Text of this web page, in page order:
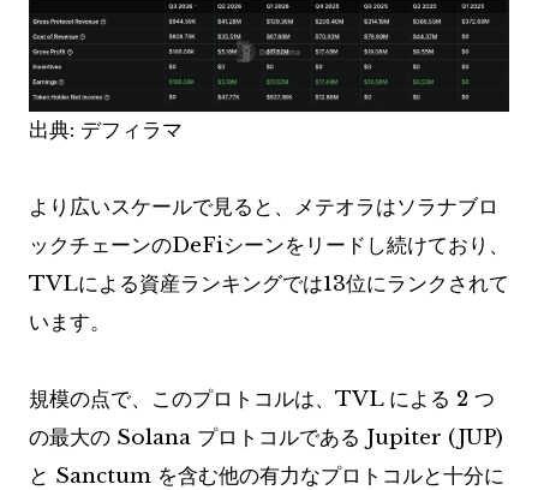
出典: デフィラマ
より広いスケールで見ると、メテオラはソラナブロ
ックチェーンのDeFiシーンをリードし続けており、
TVLによる資産ランキングでは13位にランクされて
います。
規模の点で、このプロトコルは、TVL による 2 つ
の最大の Solana プロトコルである Jupiter (JUP)
と Sanctum を含む他の有力なプロトコルと十分に